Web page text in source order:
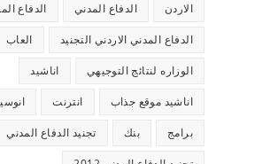
الاردن الدفاع المدني الدفاع
الدفاع المدني الاردني التجنيد العاب
الوزاره لنتائج التوجيهي اناشيد
اناشيد موقع جذاب انترنت
برامج بنك تجنيد الدفاع المدني